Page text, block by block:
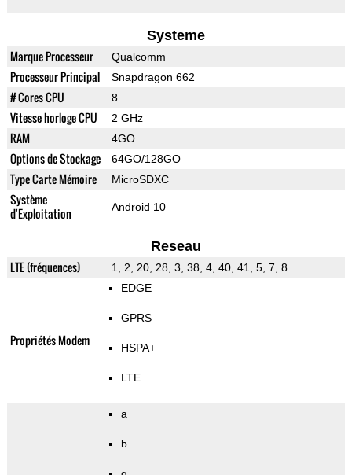
Systeme
Marque Processeur Qualcomm
Processeur Principal Snapdragon 662
# Cores CPU 8
Vitesse horloge CPU 2 GHz
RAM 4GO
Options de Stockage 64GO/128GO
Type Carte Mémoire MicroSDXC
Système
d'Exploitation
Android 10
Reseau
LTE (fréquences) 1, 2, 20, 28, 3, 38, 4, 40, 41, 5, 7, 8
Propriétés Modem
EDGE
GPRS
HSPA+
LTE
a
b